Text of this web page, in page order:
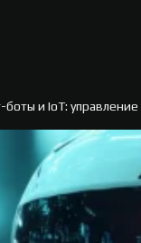
боты и IoT: